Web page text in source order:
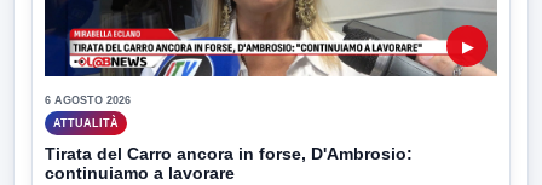
▶
6 AGOSTO 2026
ATTUALITÀ
Tirata del Carro ancora in forse, D'Ambrosio:
continuiamo a lavorare